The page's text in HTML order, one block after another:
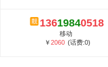
13619840518
移动
￥2060 (话费:0)